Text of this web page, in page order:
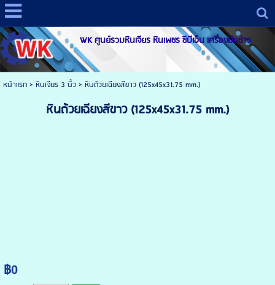
WK ศูนย์รวมหินเจียร หินเพชร ซีบีเอ็น เครื่องมือช่าง
หน้าแรก> หินเจียร 3 นิ้ว> หินถ้วยเฉียงสีขาว (125x45x31.75 mm.)
หินถ้วยเฉียงสีขาว (125x45x31.75 mm.)
฿0